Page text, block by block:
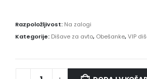
Razpoložljivost: Na zalogi
Kategorije: Dišave za avto, Obešanke,VIP